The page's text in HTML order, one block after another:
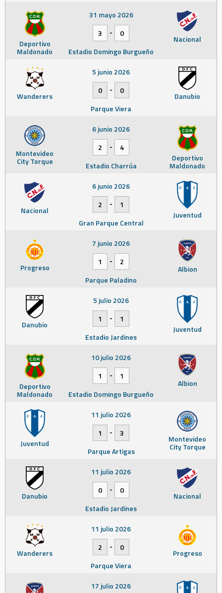
Deportivo
Maldonado
Nacional
31 mayo 2026
3
-
0
Estadio Domingo Burgueño
Wanderers Danubio
5 junio 2026
0
-
0
Parque Viera
Montevideo
City Torque Deportivo
Maldonado
6 junio 2026
2
-
4
Estadio Charrúa
Nacional Juventud
6 junio 2026
2
-
1
Gran Parque Central
Progreso Albion
7 junio 2026
1
-
2
Parque Paladino
Danubio Juventud
5 julio 2026
1
-
1
Estadio Jardines
Deportivo
Maldonado
Albion
10 julio 2026
1
-
1
Estadio Domingo Burgueño
Juventud Montevideo
City Torque
11 julio 2026
1
-
3
Parque Artigas
Danubio Nacional
11 julio 2026
0
-
0
Estadio Jardines
Wanderers Progreso
11 julio 2026
2
-
0
Parque Viera
17 julio 2026